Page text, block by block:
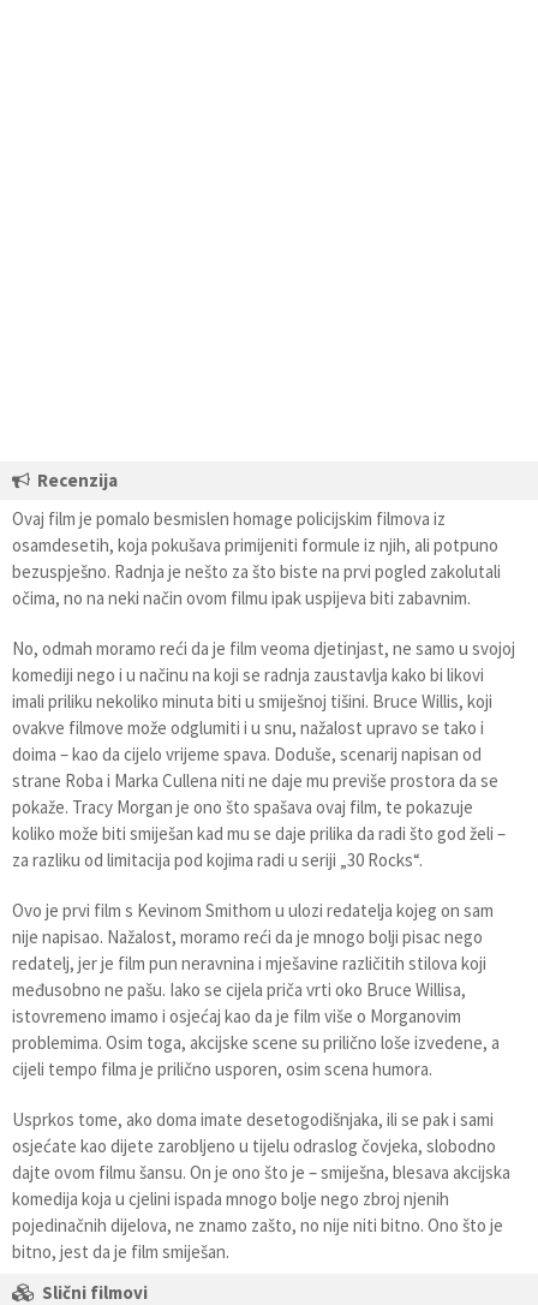
Recenzija
Ovaj film je pomalo besmislen homage policijskim filmova iz
osamdesetih, koja pokušava primijeniti formule iz njih, ali potpuno
bezuspješno. Radnja je nešto za što biste na prvi pogled zakolutali
očima, no na neki način ovom filmu ipak uspijeva biti zabavnim.
No, odmah moramo reći da je film veoma djetinjast, ne samo u svojoj
komediji nego i u načinu na koji se radnja zaustavlja kako bi likovi
imali priliku nekoliko minuta biti u smiješnoj tišini. Bruce Willis, koji
ovakve filmove može odglumiti i u snu, nažalost upravo se tako i
doima – kao da cijelo vrijeme spava. Doduše, scenarij napisan od
strane Roba i Marka Cullena niti ne daje mu previše prostora da se
pokaže. Tracy Morgan je ono što spašava ovaj film, te pokazuje
koliko može biti smiješan kad mu se daje prilika da radi što god želi –
za razliku od limitacija pod kojima radi u seriji „30 Rocks“.
Ovo je prvi film s Kevinom Smithom u ulozi redatelja kojeg on sam
nije napisao. Nažalost, moramo reći da je mnogo bolji pisac nego
redatelj, jer je film pun neravnina i mješavine različitih stilova koji
međusobno ne pašu. Iako se cijela priča vrti oko Bruce Willisa,
istovremeno imamo i osjećaj kao da je film više o Morganovim
problemima. Osim toga, akcijske scene su prilično loše izvedene, a
cijeli tempo filma je prilično usporen, osim scena humora.
Usprkos tome, ako doma imate desetogodišnjaka, ili se pak i sami
osjećate kao dijete zarobljeno u tijelu odraslog čovjeka, slobodno
dajte ovom filmu šansu. On je ono što je – smiješna, blesava akcijska
komedija koja u cjelini ispada mnogo bolje nego zbroj njenih
pojedinačnih dijelova, ne znamo zašto, no nije niti bitno. Ono što je
bitno, jest da je film smiješan.
Slični filmovi